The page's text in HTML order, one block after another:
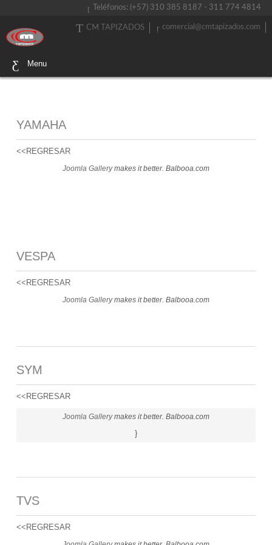
Teléfonos: (+57) 310 385 8187 - 311 774 4814
comercial@cmtapizados.com
CM TAPIZADOS
Menu
YAMAHA
<<REGRESAR
Joomla Gallerymakes it better. Balbooa.com
VESPA
<<REGRESAR
Joomla Gallerymakes it better. Balbooa.com
SYM
<<REGRESAR
Joomla Gallerymakes it better. Balbooa.com
}
TVS
<<REGRESAR